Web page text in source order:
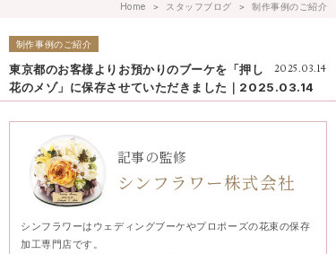
Home ＞ スタッフブログ ＞ 制作事例のご紹介
制作事例のご紹介
2025.03.14
東京都のお客様よりお預かりのブーケを「押し
花のメゾ」に保存させていただきました｜2025.03.14
記事の監修
シンフラワー株式会社
シンフラワーはウェディングブーケやプロポーズの花束の保存
加工専門店です。